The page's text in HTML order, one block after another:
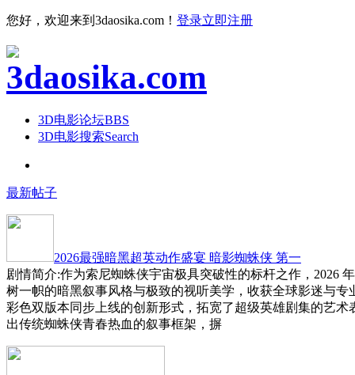
您好，欢迎来到3daosika.com！ 登录立即注册
3D电影论坛BBS
3D电影搜索Search
最新帖子
2026最强暗黑超英动作盛宴 暗影蜘蛛侠 第一
剧情简介:作为索尼蜘蛛侠宇宙极具突破性的标杆之作，2026
树一帜的暗黑叙事风格与极致的视听美学，收获全球影迷与
彩色双版本同步上线的创新形式，拓宽了超级英雄剧集的艺
出传统蜘蛛侠青春热血的叙事框架，摒